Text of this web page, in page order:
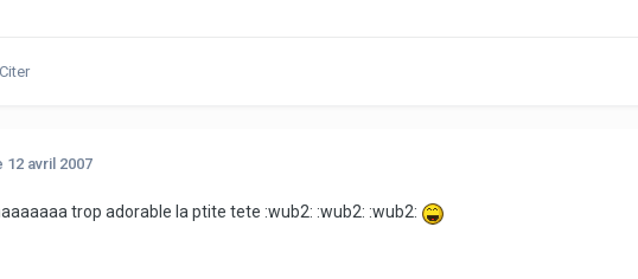
Citer
12 avril 2007
trop adorable la ptite tete :wub2: :wub2: :wub2: